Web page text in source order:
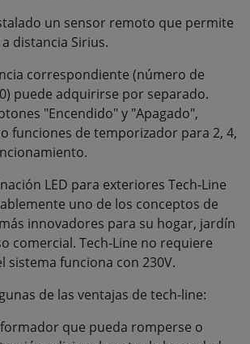
un sensor remoto que permite
distancia Sirius.
correspondiente (número de
puede adquirirse por separado.
"Encendido" y "Apagado",
funciones de temporizador para 2, 4,
LED para exteriores Tech-Line
uno de los conceptos de
innovadores para su hogar, jardín
comercial. Tech-Line no requiere
funciona con 230V.
de las ventajas de tech-line:
que pueda romperse o